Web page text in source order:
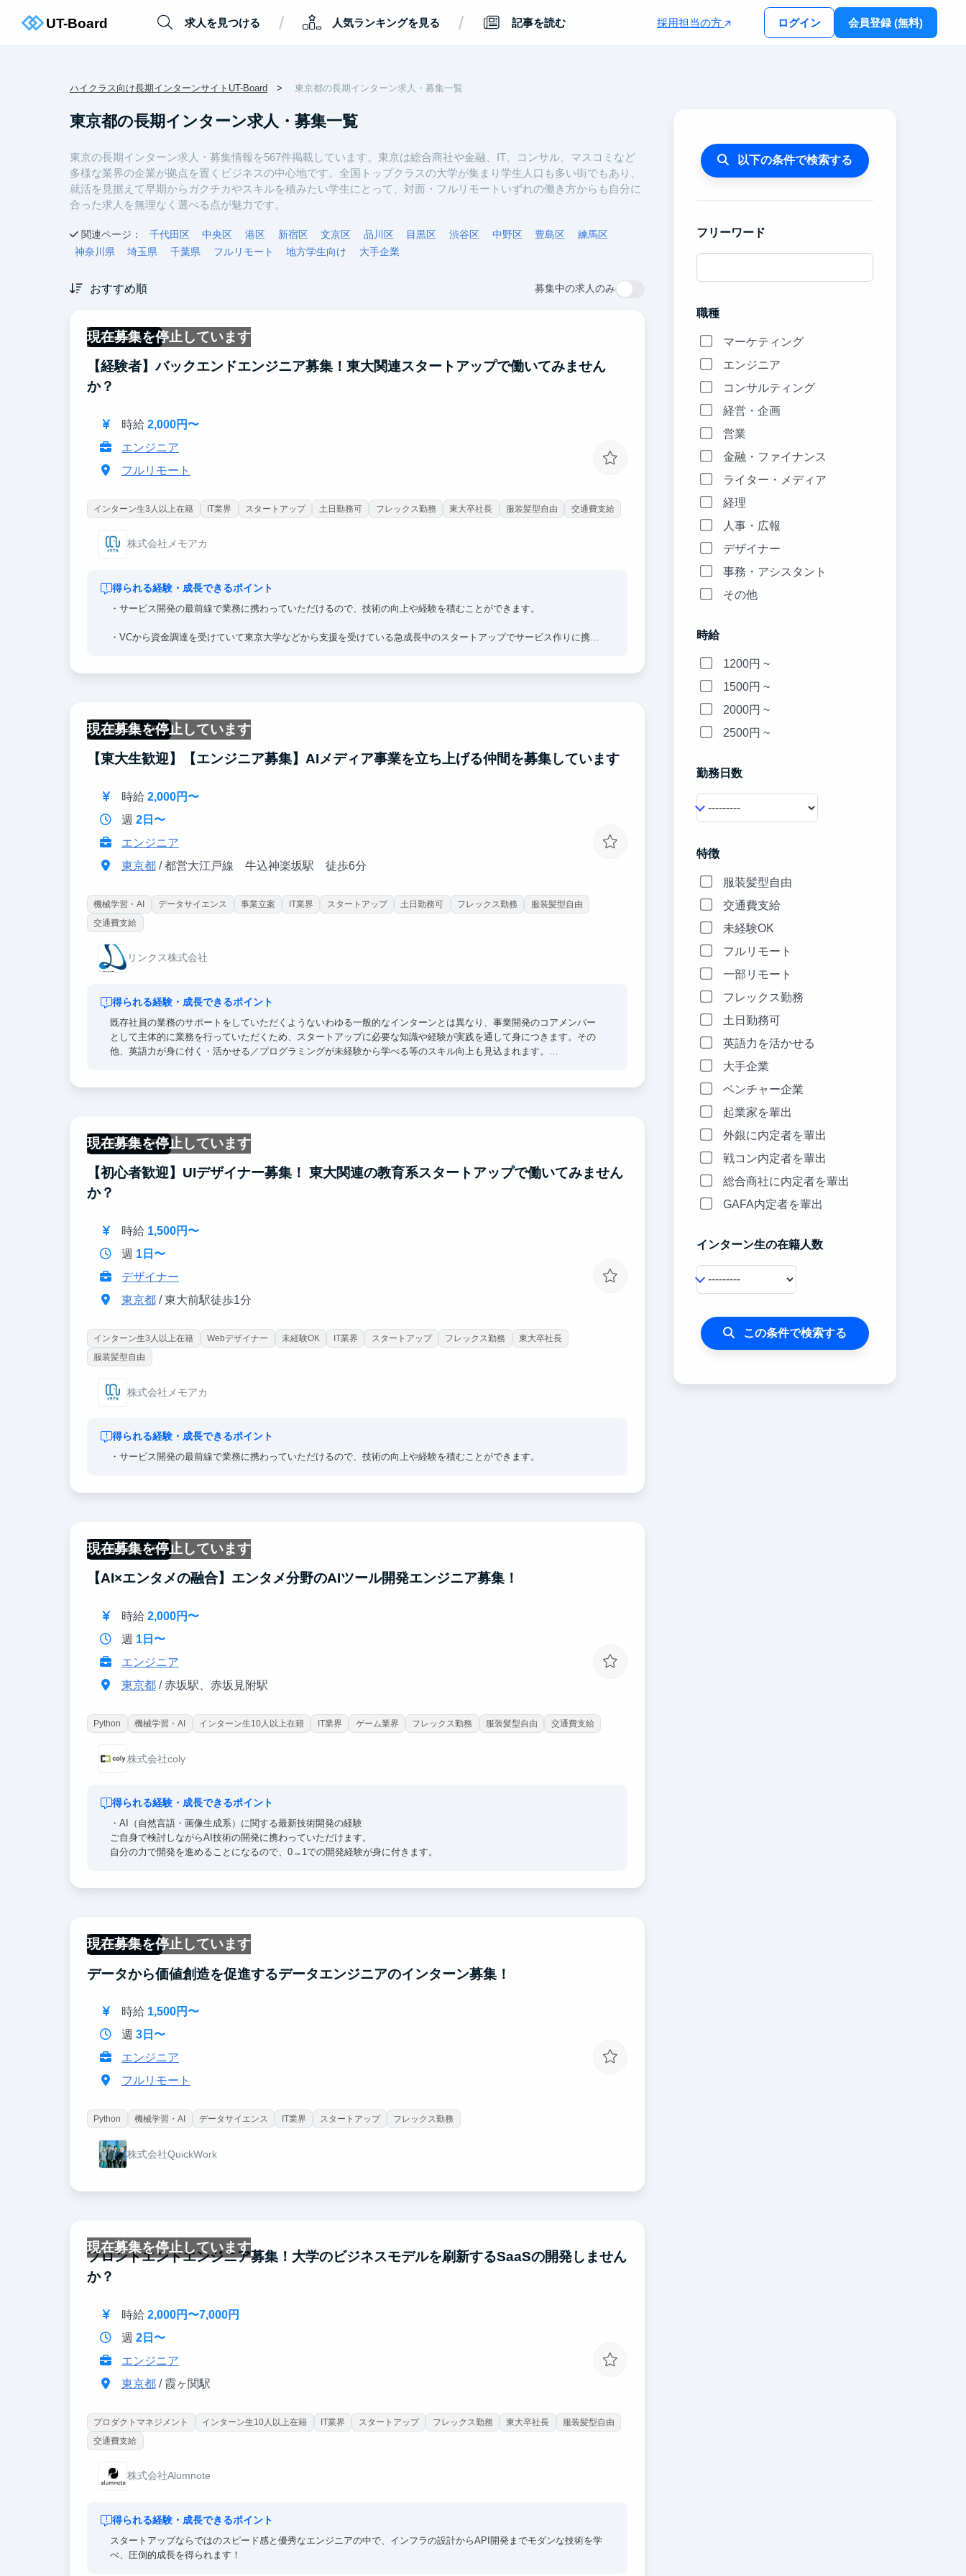
求人を見つける / 人気ランキングを見る / 記事を読む 採用担当の方 ログイン 会員登録 (無料)
ハイクラス向け長期インターンサイトUT-Board 東京都の長期インターン求人・募集一覧
東京都の長期インターン求人・募集一覧
東京の長期インターン求人・募集情報を567件掲載しています。東京は総合商社や金融、IT、コンサル、マスコミなど
多様な業界の企業が拠点を置くビジネスの中心地です。全国トップクラスの大学が集まり学生人口も多い街でもあり、
就活を見据えて早期からガクチカやスキルを積みたい学生にとって、対面・フルリモートいずれの働き方からも自分に
合った求人を無理なく選べる点が魅力です。
関連ページ： 千代田区 中央区 港区 新宿区 文京区 品川区 目黒区 渋谷区 中野区 豊島区
練馬区
神奈川県
埼玉県 千葉県 フルリモート 地方学生向け 大手企業
おすすめ順 募集中の求人のみ
現在募集を停止しています
フルリモート
【経験者】バックエンドエンジニア募集！東大関連スタートアップで働いてみません
か？
時給 2,000円〜
エンジニア
フルリモート
インターン生3人以上在籍 IT業界 スタートアップ 土日勤務可 フレックス勤務 東大卒社長 服装髪型自由 交通費支給
株式会社メモアカ
得られる経験・成長できるポイント
・サービス開発の最前線で業務に携わっていただけるので、技術の向上や経験を積むことができます。
・VCから資金調達を受けていて東京大学などから支援を受けている急成長中のスタートアップでサービス作りに携わ
に働くことで基本的なビジネススキルが身に付きます。
現在募集を停止しています
一部リモート可
【東大生歓迎】【エンジニア募集】AIメディア事業を立ち上げる仲間を募集しています
時給 2,000円〜
週 2日〜
エンジニア
東京都/ 都営大江戸線 牛込神楽坂駅 徒歩6分
機械学習・AI データサイエンス 事業立案 IT業界 スタートアップ 土日勤務可 フレックス勤務
服装髪型自由
交通費支給
リンクス株式会社
得られる経験・成長できるポイント
既存社員の業務のサポートをしていただくようないわゆる一般的なインターンとは異なり、事業開発のコアメンバー
として主体的に業務を行っていただくため、スタートアップに必要な知識や経験が実践を通して身につきます。その
他、英語力が身に付く・活かせる／プログラミングが未経験から学べる等のスキル向上も見込まれます。
現在募集を停止しています
一部リモート可
【初心者歓迎】UIデザイナー募集！ 東大関連の教育系スタートアップで働いてみません
か？
時給 1,500円〜
週 1日〜
デザイナー
東京都/ 東大前駅徒歩1分
インターン生3人以上在籍 Webデザイナー 未経験OK IT業界 スタートアップ フレックス勤務
東大卒社長
服装髪型自由
株式会社メモアカ
得られる経験・成長できるポイント
・サービス開発の最前線で業務に携わっていただけるので、技術の向上や経験を積むことができます。
現在募集を停止しています
一部リモート可
【AI×エンタメの融合】エンタメ分野のAIツール開発エンジニア募集！
時給 2,000円〜
週 1日〜
エンジニア
東京都/ 赤坂駅、赤坂見附駅
Python 機械学習・AI インターン生10人以上在籍 IT業界 ゲーム業界 フレックス勤務 服装髪型自由 交通費支給
株式会社coly
得られる経験・成長できるポイント
・AI（自然言語・画像生成系）に関する最新技術開発の経験
ご自身で検討しながらAI技術の開発に携わっていただけます。
自分の力で開発を進めることになるので、0→1での開発経験が身に付きます。
現在募集を停止しています
フルリモート
データから価値創造を促進するデータエンジニアのインターン募集！
時給 1,500円〜
週 3日〜
エンジニア
フルリモート
Python 機械学習・AI データサイエンス IT業界 スタートアップ フレックス勤務
株式会社QuickWork
現在募集を停止しています
フロントエンドエンジニア募集！大学のビジネスモデルを刷新するSaaSの開発しません
か？
時給 2,000円〜7,000円
週 2日〜
エンジニア
東京都/ 霞ヶ関駅
プロダクトマネジメント インターン生10人以上在籍 IT業界 スタートアップ フレックス勤務 東大卒社長
服装髪型自由
交通費支給
株式会社Alumnote
得られる経験・成長できるポイント
スタートアップならではのスピード感と優秀なエンジニアの中で、インフラの設計からAPI開発までモダンな技術を学
べ、圧倒的成長を得られます！
以下の条件で検索する
フリーワード
職種
マーケティング
エンジニア
コンサルティング
経営・企画
営業
金融・ファイナンス
ライター・メディア
経理
人事・広報
デザイナー
事務・アシスタント
その他
時給
1200円 ~
1500円 ~
2000円 ~
2500円 ~
勤務日数
特徴
服装髪型自由
交通費支給
未経験OK
フルリモート
一部リモート
フレックス勤務
土日勤務可
英語力を活かせる
大手企業
ベンチャー企業
起業家を輩出
外銀に内定者を輩出
戦コン内定者を輩出
総合商社に内定者を輩出
GAFA内定者を輩出
インターン生の在籍人数
この条件で検索する